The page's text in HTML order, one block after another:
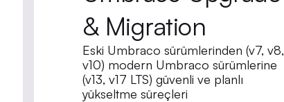
& Migration
Eski Umbraco sürümlerinden (v7, v8,
v10) modern Umbraco sürümlerine
(v13, v17 LTS) güvenli ve planlı
yükseltme süreçleri